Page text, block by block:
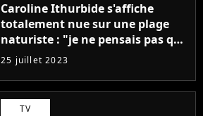
Caroline Ithurbide s'affiche
totalement nue sur une plage
naturiste : "je ne pensais pas que
j'arriverais à le faire..."
25 juillet 2023
TV